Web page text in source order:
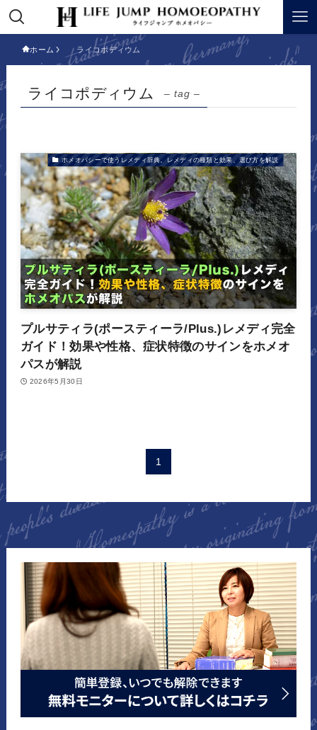
ホーム ライコポディウム
ライコポディウム – tag –
ホメオパシーで使うレメディ辞典。レメディの種類と効果、選び方を解説
プルサティラ(ポースティーラ/Plus.)レメディ完全
ガイド！効果や性格、症状特徴のサインをホメオ
パスが解説
2026年5月30日
1